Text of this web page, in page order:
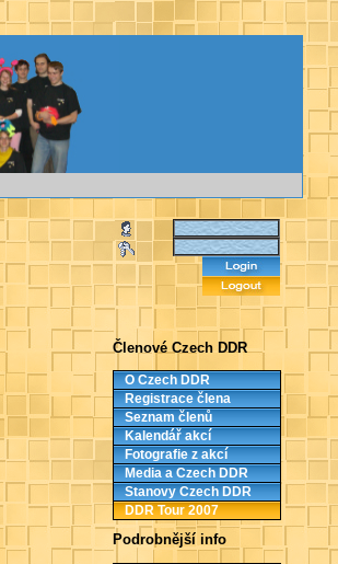
Členové Czech DDR
O Czech DDR
Registrace člena
Seznam členů
Kalendář akcí
Fotografie z akcí
Media a Czech DDR
Stanovy Czech DDR
DDR Tour 2007
Podrobnější info